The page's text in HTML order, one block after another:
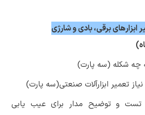
برقی، بادی و شارژی
چه شکله (سه پارت)
نیاز تعمیر ابزارآلات صنعتی(سه پارت)
و توضیح مدار برای عیب یابی